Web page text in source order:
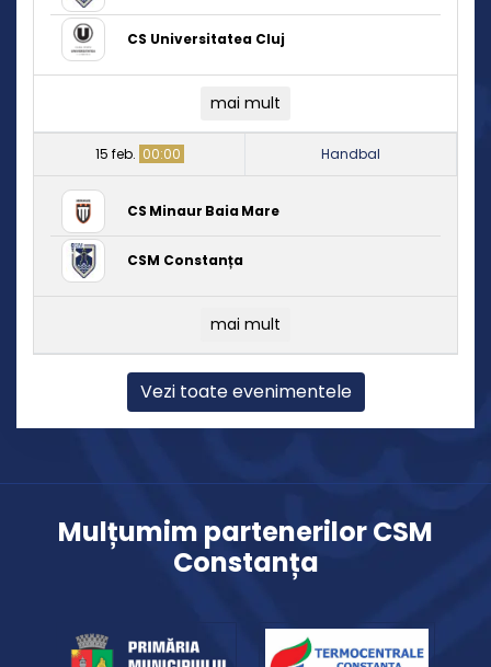
CS Universitatea Cluj
mai mult
15 feb. 00:00 Handbal
CS Minaur Baia Mare
CSM Constanța
mai mult
Vezi toate evenimentele
Mulțumim partenerilor CSM
Constanța